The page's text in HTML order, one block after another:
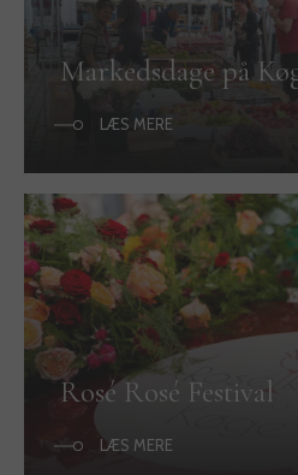
Markedsdage på
LÆS MERE
Rosé Rosé Festival
LÆS MERE